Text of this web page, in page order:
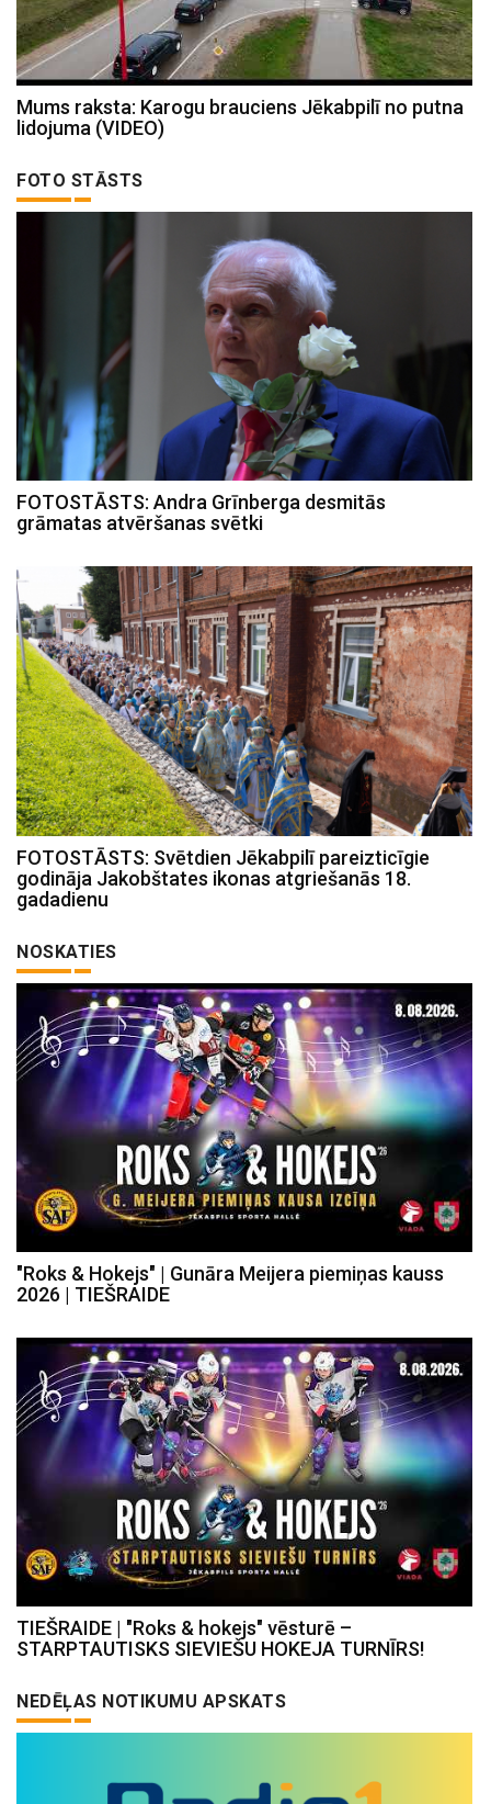
Mums raksta: Karogu brauciens Jēkabpilī no putna
lidojuma (VIDEO)
FOTO STĀSTS
FOTOSTĀSTS: Andra Grīnberga desmitās
grāmatas atvēršanas svētki
FOTOSTĀSTS: Svētdien Jēkabpilī pareizticīgie
godināja Jakobštates ikonas atgriešanās 18.
gadadienu
NOSKATIES
"Roks & Hokejs" | Gunāra Meijera piemiņas kauss
2026 | TIEŠRAIDE
TIEŠRAIDE | "Roks & hokejs" vēsturē –
STARPTAUTISKS SIEVIEŠU HOKEJA TURNĪRS!
NEDĒĻAS NOTIKUMU APSKATS